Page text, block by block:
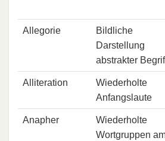
Allegorie
Bildliche
Darstellung
abstrakter
Alliteration
Wiederholte
Anfangslaute
Anapher
Wiederholte
Wortgruppen